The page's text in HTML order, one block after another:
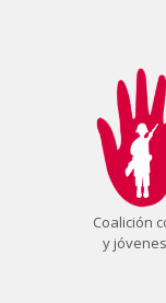
Coalición
y